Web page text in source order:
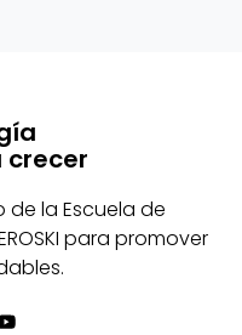
crecer
la Escuela de
para promover